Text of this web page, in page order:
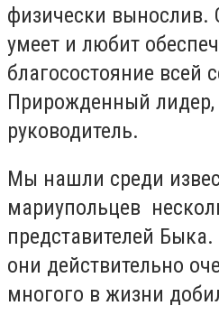
физически вынослив.
умеет и любит
благосостояние всей
Прирожденный лидер,
руководитель.
Мы нашли среди
мариупольцев
представителей
они действительно
многого в жизни